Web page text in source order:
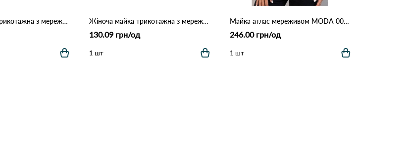
Жіноча майка трикотажна з мереживом і ґудзиками 611 Сірий Жіноча майка трикотажна з мереживом і ґудзиками 611 Білий
130.09 грн/од
1 шт
Майка атлас мереживом MODA 0001 Зелений
246.00 грн/од
1 шт